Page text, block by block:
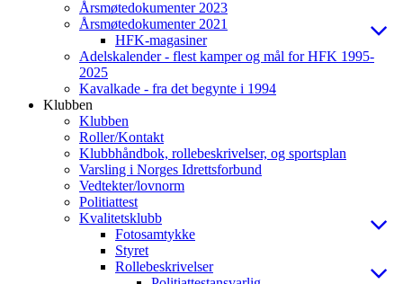
Årsmøtedokumenter 2023
Årsmøtedokumenter 2021
HFK-magasiner
Adelskalender - flest kamper og mål for HFK 1995-
2025
Kavalkade - fra det begynte i 1994
Klubben
Klubben
Roller/Kontakt
Klubbhåndbok, rollebeskrivelser, og sportsplan
Varsling i Norges Idrettsforbund
Vedtekter/lovnorm
Politiattest
Kvalitetsklubb
Fotosamtykke
Styret
Rollebeskrivelser